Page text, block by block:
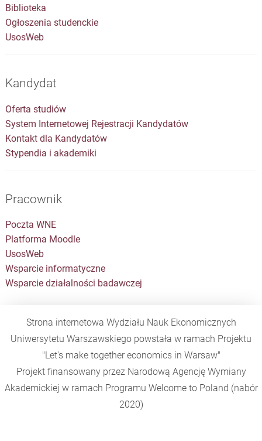
Biblioteka
Ogłoszenia studenckie
UsosWeb
Kandydat
Oferta studiów
System Internetowej Rejestracji Kandydatów
Kontakt dla Kandydatów
Stypendia i akademiki
Pracownik
Poczta WNE
Platforma Moodle
UsosWeb
Wsparcie informatyczne
Wsparcie działalności badawczej
Strona internetowa Wydziału Nauk Ekonomicznych
Uniwersytetu Warszawskiego powstała w ramach Projektu
"Let's make together economics in Warsaw"
Projekt finansowany przez Narodową Agencję Wymiany
Akademickiej w ramach Programu Welcome to Poland (nabór
2020)